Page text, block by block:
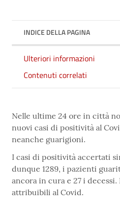
INDICE DELLA PAGINA
Ulteriori informazioni
Contenuti correlati
Nelle ultime 24 ore in città
nuovi casi di positività al
neanche guarigioni.
I casi di positività accertati
dunque 1289, i pazienti
ancora in cura e 27 i
attribuibili al Covid.